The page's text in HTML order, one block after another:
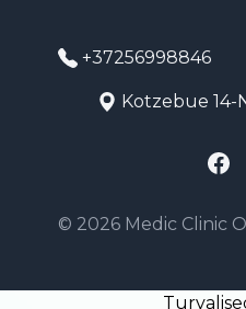
+37256998846
Kotzebue 14-
© 2026 Medic Clinic